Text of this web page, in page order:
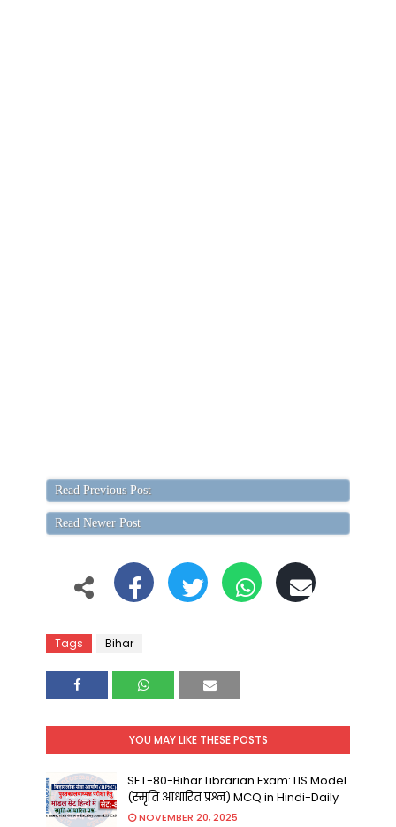
Read Previous Post
Read Newer Post
Tags Bihar
YOU MAY LIKE THESE POSTS
SET-80-Bihar Librarian Exam: LIS Model
(स्मृति आधारित प्रश्न) MCQ in Hindi-Daily
NOVEMBER 20, 2025